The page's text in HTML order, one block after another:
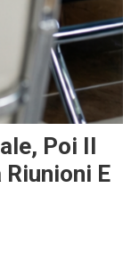
Poi Il
E